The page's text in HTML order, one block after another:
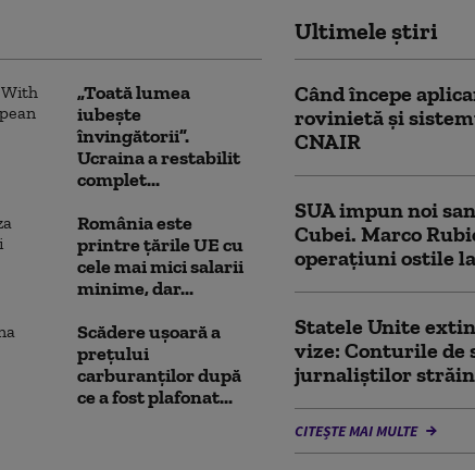
„Toată lumea
iubește
învingătorii”.
Ucraina a restabilit
complet...
România este
printre țările UE cu
cele mai mici salarii
minime, dar...
Scădere ușoară a
prețului
carburanților după
ce a fost plafonat...
Ultimele știri
Când începe
rovinietă şi
CNAIR
SUA impun noi
Cubei. Marco
operaţiuni ostile
Statele Unite
vize: Conturile de
jurnaliștilor
CITEȘTE MAI MULTE